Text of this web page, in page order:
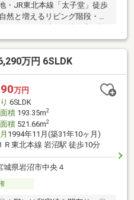
・JR東北本線「太子堂」徒歩
然と増えるリビング階段・ご
にWIC有・駐車2台可能(車種
内容【張替】壁、天井クロス
他)【その他】ハウスクリー
太子堂店 徒歩6分(約450m)■
ます ━━━━━・・・物件の詳
ください。
万円 6SLDK
万円
6SLDK
積193.35m2
積521.66m2
1994年11月(築31年10ヶ月)
ＪＲ東北本線 岩沼駅 徒歩10分
城県岩沼市中央４